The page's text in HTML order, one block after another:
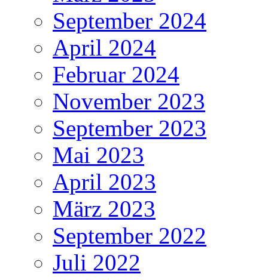
September 2024
April 2024
Februar 2024
November 2023
September 2023
Mai 2023
April 2023
März 2023
September 2022
Juli 2022